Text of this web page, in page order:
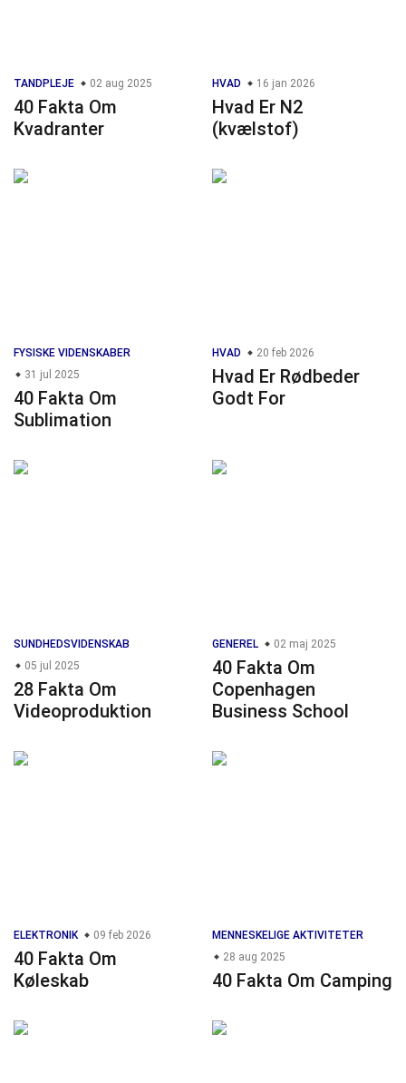
TANDPLEJE 02 aug 2025
40 Fakta Om
Kvadranter
HVAD 16 jan 2026
Hvad Er N2
(kvælstof)
FYSISKE VIDENSKABER
31 jul 2025
40 Fakta Om
Sublimation
HVAD 20 feb 2026
Hvad Er Rødbeder
Godt For
SUNDHEDSVIDENSKAB
05 jul 2025
28 Fakta Om
Videoproduktion
GENEREL 02 maj 2025
40 Fakta Om
Copenhagen
Business School
ELEKTRONIK 09 feb 2026
40 Fakta Om
Køleskab
MENNESKELIGE AKTIVITETER
28 aug 2025
40 Fakta Om Camping